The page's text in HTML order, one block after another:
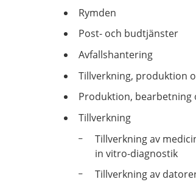
Rymden
Post- och budtjänster
Avfallshantering
Tillverkning, produktion
Produktion, bearbetning
Tillverkning
Tillverkning av
in vitro-diagnostik
Tillverkning av